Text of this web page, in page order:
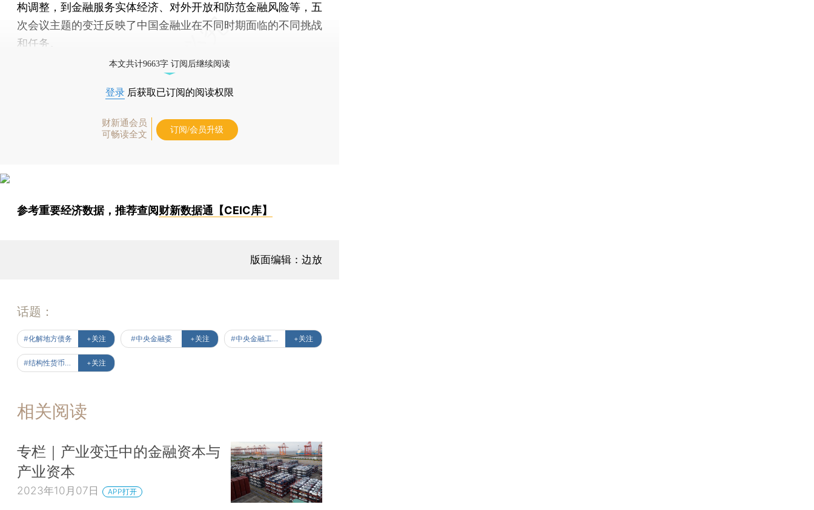
构调整，到金融服务实体经济、对外开放和防范金融风险等，五
次会议主题的变迁反映了中国金融业在不同时期面临的不同挑战
和任务。
本文共计9663字 订阅后继续阅读
登录 后获取已订阅的阅读权限
财新通会员
可畅读全文
订阅/会员升级
参考重要经济数据，推荐查阅财新数据通【CEIC库】
版面编辑：边放
话题：
#化解地方债务 +关注 #中央金融委 +关注 #中央金融工作会议 +关注
#结构性货币政策 +关注
相关阅读
专栏｜产业变迁中的金融资本与
产业资本
2023年10月07日 APP打开